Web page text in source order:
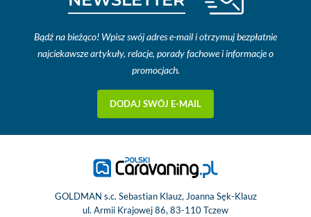
Bądź na bieżąco! Wpisz swój adres e-mail i otrzymuj bezpłatnie
najciekawsze artykuły, relacje, porady fachowe i informacje o
promocjach.
DODAJ SWÓJ E-MAIL
GOLDMAN s.c. Sebastian Klauz, Joanna Sęk-Klauz
ul. Armii Krajowej 86, 83-110 Tczew